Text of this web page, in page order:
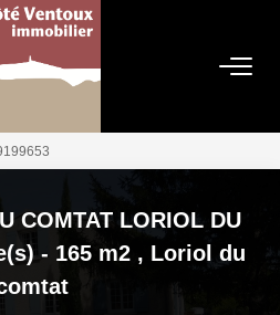
Nous
Montmirail
COMTAT LORIOL DU
- 165 m2 , Loriol du